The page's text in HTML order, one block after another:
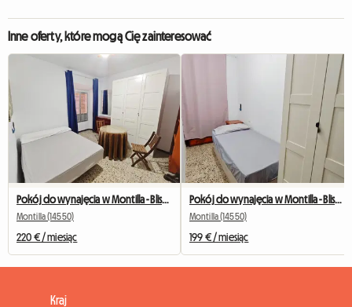
Inne oferty, które mogą Cię zainteresować
Pokój do wynajęcia w Montilla - Blisko centrum
Montilla (14550)
220 € / miesiąc
Pokój do wynajęcia w Montilla - Blisko centrum
Montilla (14550)
199 € / miesiąc
Kraj